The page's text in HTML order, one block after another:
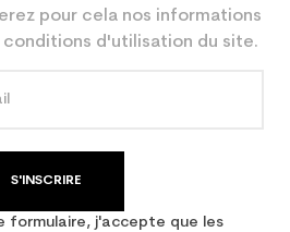
: 3.9
pour cela nos informations
d'utilisation du site.
S'INSCRIRE
formulaire, j'accepte que les